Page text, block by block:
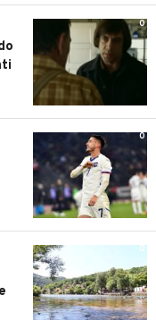
0
0
0